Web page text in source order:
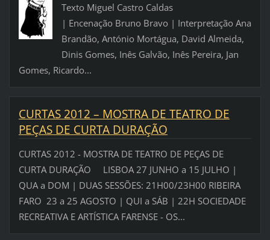
Texto Miguel Castro Caldas
| Encenação Bruno Bravo | Interpretação Ana
Brandão, António Mortágua, David Almeida,
Dinis Gomes, Inês Galvão, Inês Pereira, Jan
Gomes, Ricardo...
CURTAS 2012 – MOSTRA DE TEATRO DE
PEÇAS DE CURTA DURAÇÃO
CURTAS 2012 - MOSTRA DE TEATRO DE PEÇAS DE
CURTA DURAÇÃO LISBOA 27 JUNHO a 15 JULHO |
QUA a DOM | DUAS SESSÕES: 21H00/23H00 RIBEIRA
FARO 23 a 25 AGOSTO | QUI a SÁB | 22H SOCIEDADE
RECREATIVA E ARTÍSTICA FARENSE - OS...